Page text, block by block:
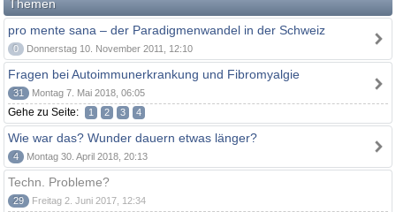
Themen
pro mente sana – der Paradigmenwandel in der Schweiz
0 Donnerstag 10. November 2011, 12:10
Fragen bei Autoimmunerkrankung und Fibromyalgie
31 Montag 7. Mai 2018, 06:05
Gehe zu Seite: 1 2 3 4
Wie war das? Wunder dauern etwas länger?
4 Montag 30. April 2018, 20:13
Techn. Probleme?
29 Freitag 2. Juni 2017, 12:34